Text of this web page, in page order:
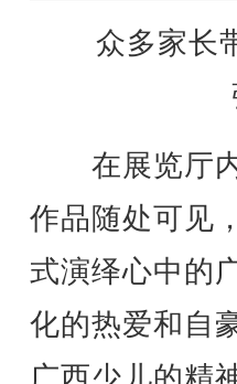
众多家长
在展览厅内
作品随处可见
式演绎心中的
化的热爱和自
广西少儿的精